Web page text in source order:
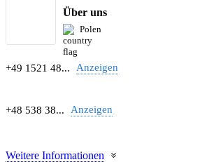
Über uns
Polen
+49 1521 48... Anzeigen
+48 538 38... Anzeigen
Weitere Informationen